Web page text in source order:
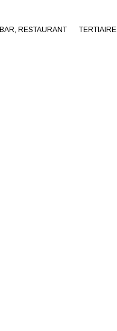
BAR, RESTAURANT TERTIAIRE